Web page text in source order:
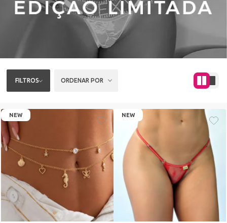
FILTROS ORDENAR POR
NEW NEW